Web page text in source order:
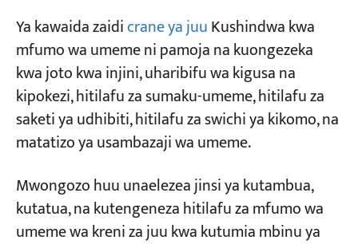
4. Kidhibiti Kinachotumika Lakini Mota
Haizunguki
5. Kidhibiti Kinachotumika → Injini Hufanya
Kazi Katika Mwelekeo Mmoja Pekee
6. Swichi ya Kikomo Imewashwa →
7. Kidhibiti Kimerudishwa kwenye Kizimwa →
Kiunganishi Kikuu Hakitaachilia
Ya kawaida zaidicrane ya juuKushindwa kwa
mfumo wa umeme ni pamoja na kuongezeka
kwa joto kwa injini, uharibifu wa kigusa na
kipokezi, hitilafu za sumaku-umeme, hitilafu za
saketi ya udhibiti, hitilafu za swichi ya kikomo, na
matatizo ya usambazaji wa umeme.
Mwongozo huu unaelezea jinsi ya kutambua,
kutatua, na kutengeneza hitilafu za mfumo wa
umeme wa kreni za juu kwa kutumia mbinu ya